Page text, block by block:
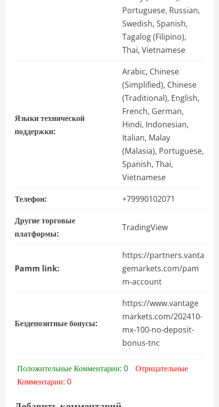
Portuguese, Russian,
Swedish, Spanish,
Tagalog (Filipino),
Thai, Vietnamese
Языки технической
поддержки:
Arabic, Chinese
(Simplified), Chinese
(Traditional), English,
French, German,
Hindi, Indonesian,
Italian, Malay
(Malasia), Portuguese,
Spanish, Thai,
Vietnamese
Телефон:
+79990102071
Другие торговые
платформы:
TradingView
Pamm link:
https://partners.vanta
gemarkets.com/pam
m-account
Бездепозитные бонусы:
https://www.vantage
markets.com/202410-
mx-100-no-deposit-
bonus-tnc
Положительные Комментарии: 0
Отрицательные
Комментарии: 0